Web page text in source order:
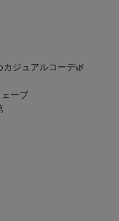
ジュアルコーデ🌿
ーブ